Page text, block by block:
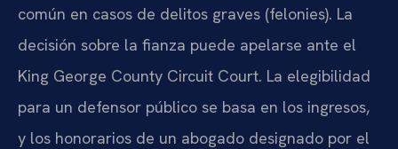
común en casos de delitos graves (felonies). La
decisión sobre la fianza puede apelarse ante el
King George County Circuit Court. La elegibilidad
para un defensor público se basa en los ingresos,
y los honorarios de un abogado designado por el